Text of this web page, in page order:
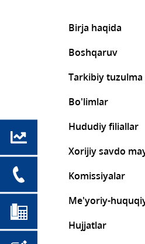
Birja haqida
Boshqaruv
Tarkibiy tuzulma
Bo'limlar
Hududiy filiallar
Xorijiy savdo
Komissiyalar
Me'yoriy-
Hujjatlar